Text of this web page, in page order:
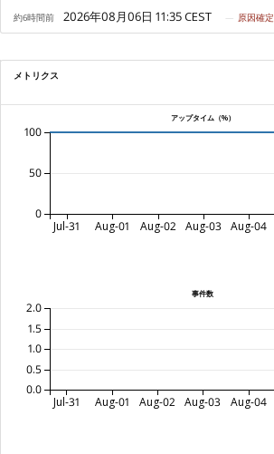
約6時間前 原因確定
メトリクス
アップタイム（%）
Jul-31 Aug-01 Aug-02 Aug-03 Aug-04
0
50
100
事件数
Jul-31 Aug-01 Aug-02 Aug-03 Aug-04
0.0
0.5
1.0
1.5
2.0